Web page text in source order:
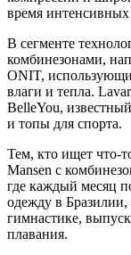
время интенсивных
В сегменте
комбинезонами,
ONIT,
влаги и тепла.
BelleYou,
и топы для спорта.
Тем, кто ищет что-
Mansen с
где каждый месяц
одежду в
гимнастике,
плавания.